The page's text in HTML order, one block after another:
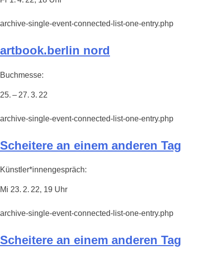
archive-single-event-connected-list-one-entry.php
artbook.berlin nord
Buchmesse:
25. – 27. 3. 22
archive-single-event-connected-list-one-entry.php
Scheitere an einem anderen Tag
Künstler*innengespräch:
Mi 23. 2. 22, 19 Uhr
archive-single-event-connected-list-one-entry.php
Scheitere an einem anderen Tag